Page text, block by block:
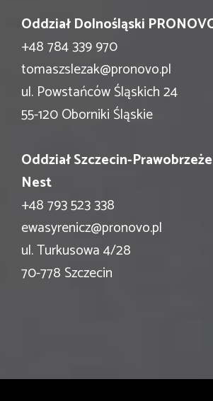
Oddział Dolnośląski
+48 784 339 970
tomaszslezak@pronovo.pl
ul. Powstańców Śląskich 24
55-120 Oborniki Śląskie
Oddział Szczecin-
Nest
+48 793 523 338
ewasyrenicz@pronovo.pl
ul. Turkusowa 4/28
70-778 Szczecin